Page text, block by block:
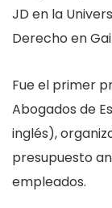
JD en la
Derecho en
Fue el primer
Abogados de
inglés),
presupuesto
empleados.